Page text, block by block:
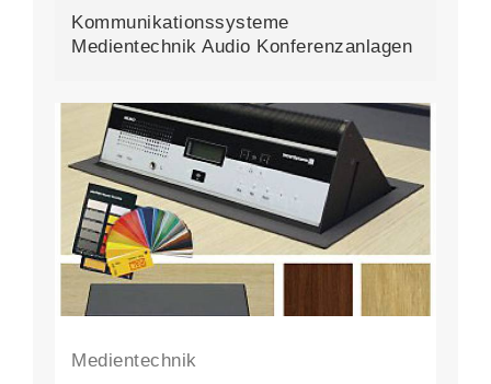
Kommunikationssysteme
Medientechnik Audio Konferenzanlagen
Medientechnik